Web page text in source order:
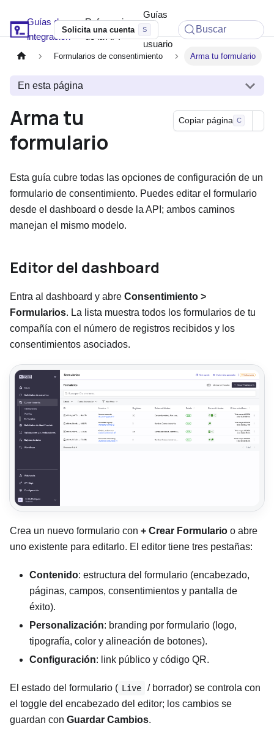
Soyio Docs
Guías de
integración
Referencia
de la API
Guías
de
usuario
Solicita una cuenta Buscar
Formularios de consentimiento Arma tu formulario
En esta página
Arma tu
formulario
Copiar página C
Esta guía cubre todas las opciones de configuración de un
formulario de consentimiento. Puedes editar el formulario
desde el dashboard o desde la API; ambos caminos
manejan el mismo modelo.
Editor del dashboard
Entra al dashboard y abre Consentimiento >
Formularios. La lista muestra todos los formularios de tu
compañía con el número de registros recibidos y los
consentimientos asociados.
Crea un nuevo formulario con + Crear Formulario o abre
uno existente para editarlo. El editor tiene tres pestañas:
Contenido: estructura del formulario (encabezado,
páginas, campos, consentimientos y pantalla de
éxito).
Personalización: branding por formulario (logo,
tipografía, color y alineación de botones).
Configuración: link público y código QR.
El estado del formulario ( Live
/ borrador) se controla con
el toggle del encabezado del editor; los cambios se
guardan con Guardar Cambios.